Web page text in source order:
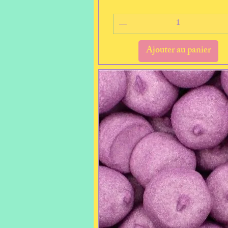
Ajouter au panier